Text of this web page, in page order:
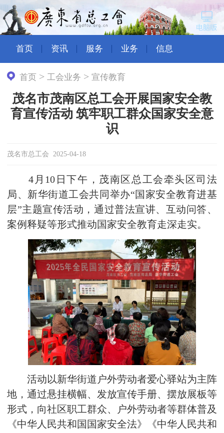
首页 资讯 服务 业务 信息
首页 > 工会业务 >宣传教育
茂名市茂南区总工会开展国家安全教
育宣传活动 筑牢职工群众国家安全意
识
茂名市总工会 2025-04-18
4月10日下午，茂南区总工会牵头区司法
局、新华街道工会共同举办“国家安全教育进基
层”主题宣传活动，通过普法宣讲、互动问答、
案例释疑等形式推动国家安全教育走深走实。
活动以新华街道户外劳动者爱心驿站为主阵
地，通过悬挂横幅、发放宣传手册、摆放展板等
形式，向社区职工群众、户外劳动者等群体普及
《中华人民共和国国家安全法》《中华人民共和